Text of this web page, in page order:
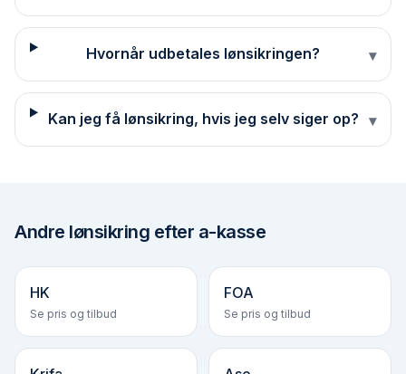
Hvornår udbetales lønsikringen? ▾
Kan jeg få lønsikring, hvis jeg selv siger op? ▾
Andre lønsikring efter a-kasse
HK
Se pris og tilbud
FOA
Se pris og tilbud